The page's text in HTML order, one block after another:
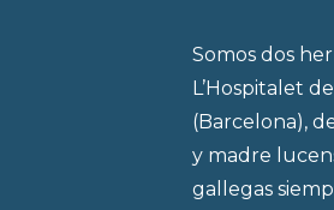
Somos dos
L’Hospitalet
(Barcelona),
y madre
gallegas